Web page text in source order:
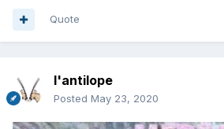
Quote
l'antilope
Posted May 23, 2020